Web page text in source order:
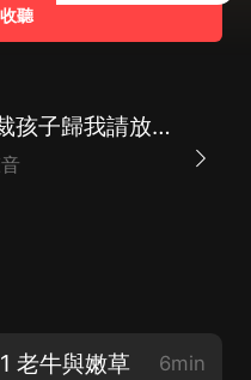
聽
幸福·奇情丨總裁孩子歸我請放手
老牛與嫩草 6min